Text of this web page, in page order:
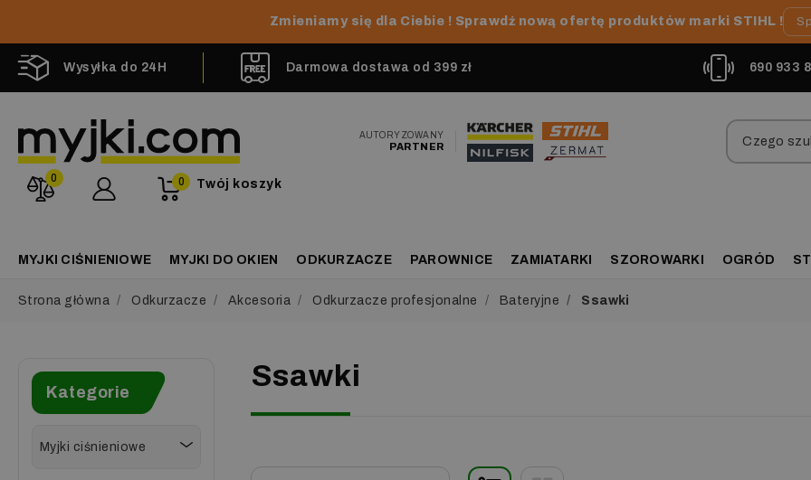
Zmieniamy się dla Ciebie ! Sprawdź nową ofertę produktów marki STIHL !
Wysyłka do 24H Darmowa dostawa od 399 zł 690 933
AUTORYZOWANY
PARTNER
0 Twój koszyk
0
MYJKI CIŚNIENIOWE MYJKI DO OKIEN ODKURZACZE PAROWNICE ZAMIATARKI SZOROWARKI OGRÓD
Strona główna Odkurzacze Akcesoria Odkurzacze profesjonalne Bateryjne Ssawki
Kategorie
Myjki ciśnieniowe
Ssawki